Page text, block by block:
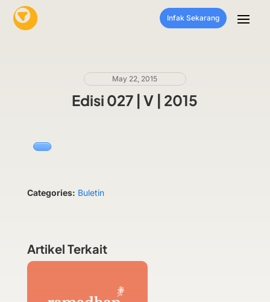
Infak Sekarang
May 22, 2015
Edisi 027 | V | 2015
Categories: Buletin
Artikel Terkait